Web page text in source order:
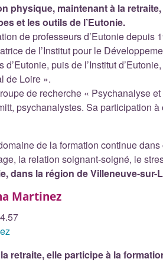
physique, maintenant à la
et les outils de l’Eutonie.
de professeurs d’Eutonie depuis
de l’Institut pour le
d’Eutonie, puis de l’Institut
de Loire ».
de recherche « Psychanalyse
psychanalystes. Sa participation
de la formation continue
la relation soignant-soigné, le
dans la région de Villeneuve-sur-
Martinez
retraite, elle participe à la